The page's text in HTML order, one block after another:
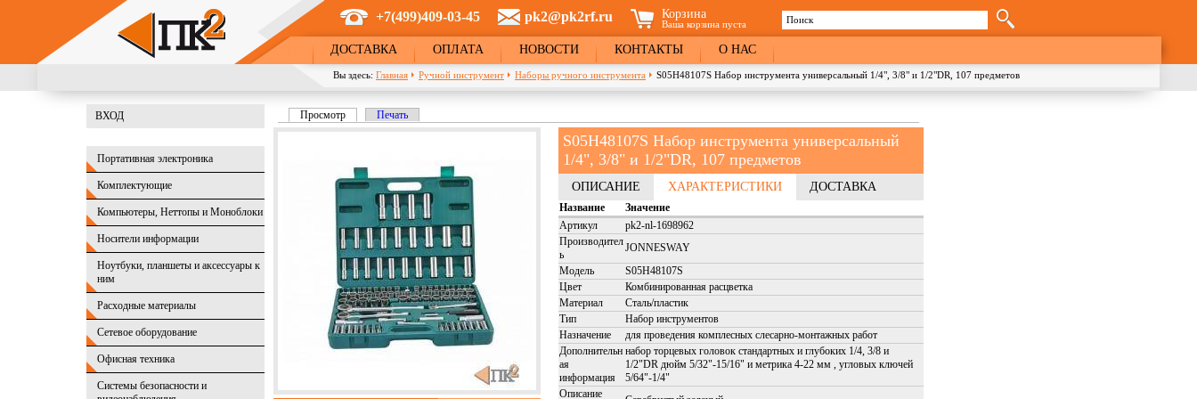
Перейти к основному содержанию
+7(499)409-03-45 pk2@pk2rf.ru Корзина
Ваша корзина пуста Форма поиска
Поиск
ДОСТАВКА ОПЛАТА НОВОСТИ КОНТАКТЫ О НАС
Вы здесь: Главная Ручной инструмент Наборы ручного инструмента S05H48107S Набор инструмента универсальный 1/4", 3/8" и 1/2"DR, 107 предметов
ВХОД
Портативная электроника
Комплектующие
Компьютеры, Неттопы и Моноблоки
Носители информации
Ноутбуки, планшеты и аксессуары к
ним
Расходные материалы
Сетевое оборудование
Офисная техника
Системы безопасности и
Главные вкладки
Просмотр (активная вкладка)
Печать
S05H48107S Набор инструмента универсальный
1/4", 3/8" и 1/2"DR, 107 предметов
ОПИСАНИЕ ХАРАКТЕРИСТИКИ ДОСТАВКА
Название
Значение
Артикул
pk2-nl-1698962
Производител
ь
JONNESWAY
Модель
S05H48107S
Цвет
Комбинированная расцветка
Материал
Сталь/пластик
Тип
Набор инструментов
Назначение
для проведения комплесных слесарно-монтажных работ
Дополнительн
ая
информация
набор торцевых головок стандартных и глубоких 1/4, 3/8 и
1/2"DR дюйм 5/32"-15/16" и метрика 4-22 мм , угловых ключей
5/64"-1/4"
Описание